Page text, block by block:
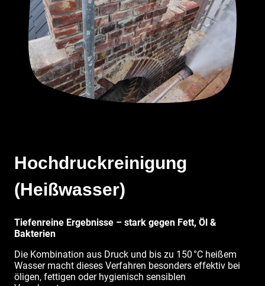
Hochdruckreinigung
(Heißwasser)
Tiefenreine Ergebnisse – stark gegen Fett, Öl &
Bakterien
Die Kombination aus Druck und bis zu 150 °C heißem
Wasser macht dieses Verfahren besonders effektiv bei
öligen, fettigen oder hygienisch sensiblen